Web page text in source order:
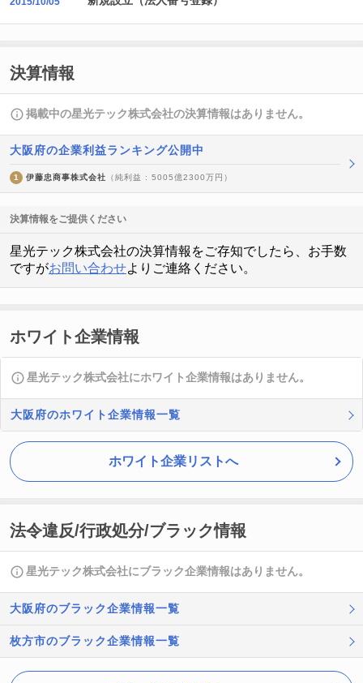
決算情報
掲載中の星光テック株式会社の決算情報はありません。
大阪府の企業利益ランキング公開中
1 伊藤忠商事株式会社 （純利益 : 5005億2300万円）
決算情報をご提供ください
星光テック株式会社の決算情報をご存知でしたら、お手数
ですがお問い合わせよりご連絡ください。
ホワイト企業情報
星光テック株式会社にホワイト企業情報はありません。
大阪府のホワイト企業情報一覧
ホワイト企業リストへ
法令違反/行政処分/ブラック情報
星光テック株式会社にブラック企業情報はありません。
大阪府のブラック企業情報一覧
枚方市のブラック企業情報一覧